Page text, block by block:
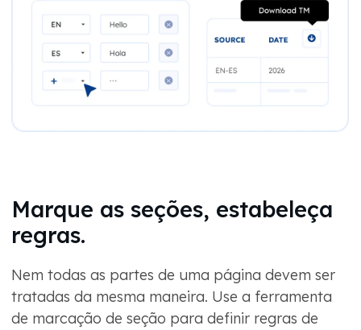
Marque as seções, estabeleça
regras.
Nem todas as partes de uma página devem ser
tratadas da mesma maneira. Use a ferramenta
de marcação de seção para definir regras de